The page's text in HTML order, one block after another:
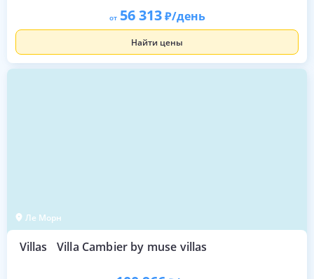
от 56 313 /день
Найти цены
Ле Морн
Villas Villa Cambier by muse villas